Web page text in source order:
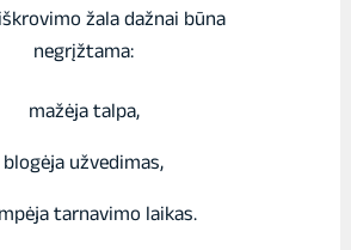
žala dažnai būna
negrįžtama:
mažėja talpa,
blogėja užvedimas,
tarnavimo laikas.